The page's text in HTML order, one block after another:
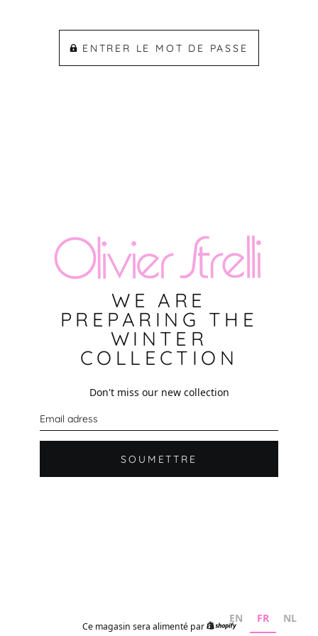
ENTRER LE MOT DE PASSE
WE ARE
PREPARING THE
WINTER
COLLECTION
Don't miss our new collection
u
r
i
l
SOUMETTRE
Ce magasin sera alimenté par
Shopify
EN FR NL